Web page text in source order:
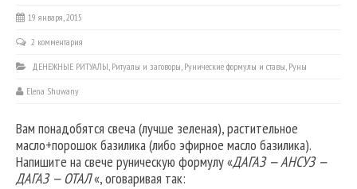
19 января, 2015
2 комментария
ДЕНЕЖНЫЕ РИТУАЛЫ, Ритуалы и заговоры, Рунические формулы и ставы, Руны
Elena Shuwany
Вам понадобятся свеча (лучше зеленая), растительное
масло+порошок базилика (либо эфирное масло базилика).
Напишите на свече руническую формулу «ДАГАЗ — АНСУЗ —
ДАГАЗ — ОТАЛ«, оговаривая так: